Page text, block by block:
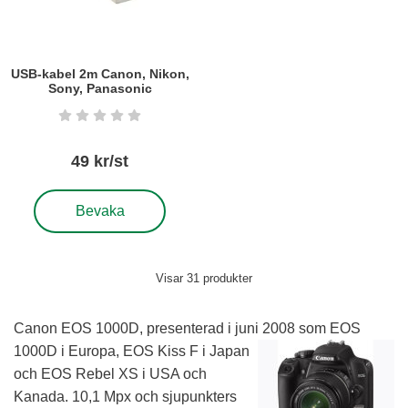
USB-kabel 2m Canon, Nikon,
Sony, Panasonic
Art. nr5809 Betyg: 0 stjärnor av 5
49 kr/st
Bevaka
, USB-kabel 2m Canon, Nikon, Sony, Panasonic
Visar 31 produkter
Canon EOS 1000D, presenterad i juni 2008 som EOS
1000D i Europa, EOS Kiss F i Japan
och EOS Rebel XS i USA och
Kanada. 10,1 Mpx och sjupunkters